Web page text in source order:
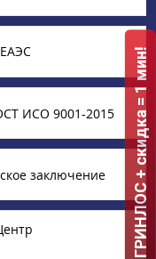
ИСО 9001-2015
заключение ГРИНЛОС + скидка = 1 мин!